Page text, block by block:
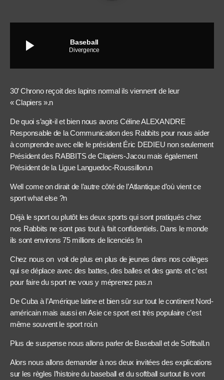
play_arrow Baseball
Divergence
30’ Chrono reçoit des lapins normal ils viennent de leur
« Clapiers ».n
De quoi s’agit-il et bien nous avons Céline ALEXANDRE
Responsable de la Communication des Rabbits pour nous aider
à comprendre avec elle le président Éric DEDIEU non seulement
Président des RABBITS de Clapiers-Jacou mais également
Président de la Ligue Languedoc-Roussillon.n
Well come on dirait de l’autre côté de l’Atlantique d’où vient ce
sport what else ?n
Déjà le sport ou plutôt les deux sports qui sont pratiqués chez
nos Rabbits ne sont pas tout à fait confidentiels. Dans le monde
ils sont environs 75 millions de licenciés !n
Chez nous on voit de plus en plus de jeunes dans nos collèges
qui se déplace avec des battes, des balles et des gants et c’est
pour faire du sport ne vous y méprenez pas.n
De Cuba à l’Amérique latine et bien sûr sur tout le continent Nord-
américain mais aussi en Asie ce sport est très populaire c’est
même souvent le sport roi.n
Plus de suspense nous allons parler de Baseball et de Softball.n
Alors nous allons demander à nos deux invitées des explications
sur les règles l’histoire du baseball et du softball surtout ils vont